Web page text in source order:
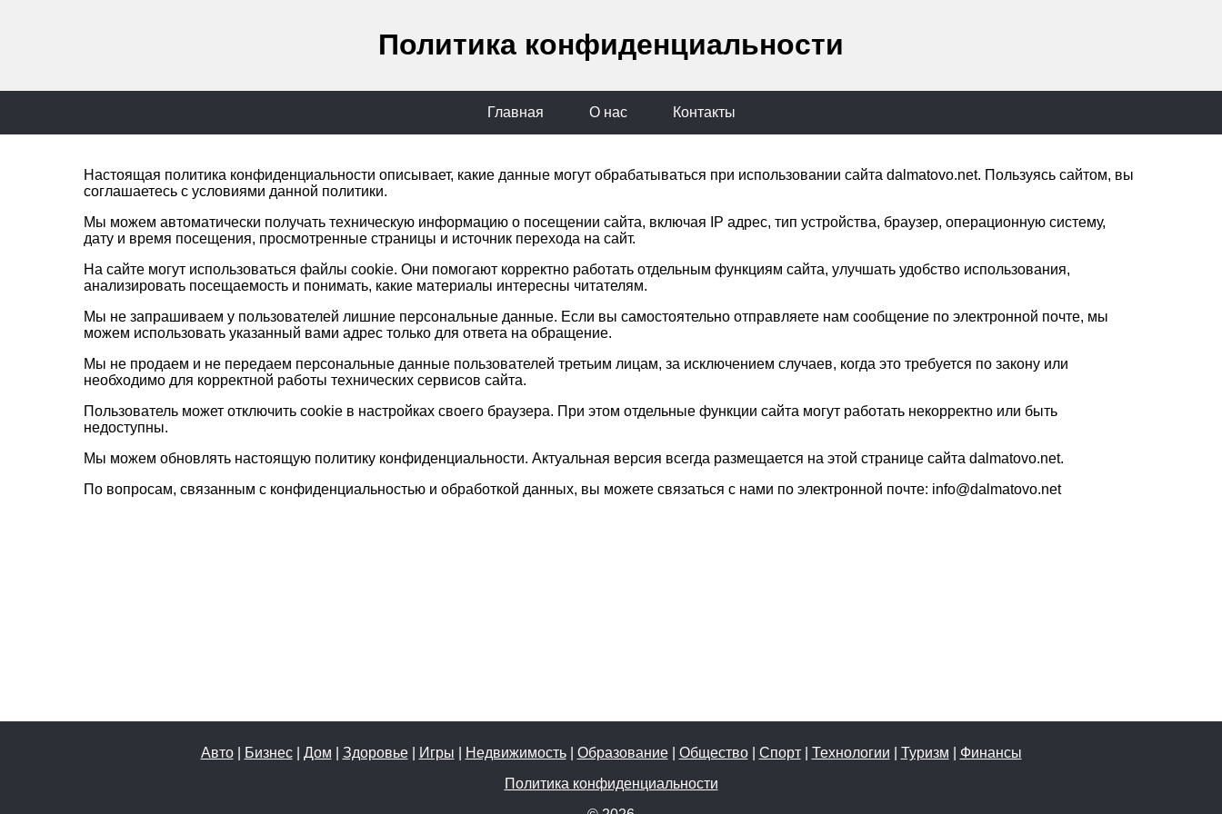
Политика конфиденциальности
Главная О нас Контакты
Настоящая политика конфиденциальности описывает, какие данные могут обрабатываться при использовании сайта dalmatovo.net. Пользуясь сайтом, вы
соглашаетесь с условиями данной политики.
Мы можем автоматически получать техническую информацию о посещении сайта, включая IP адрес, тип устройства, браузер, операционную систему,
дату и время посещения, просмотренные страницы и источник перехода на сайт.
На сайте могут использоваться файлы cookie. Они помогают корректно работать отдельным функциям сайта, улучшать удобство использования,
анализировать посещаемость и понимать, какие материалы интересны читателям.
Мы не запрашиваем у пользователей лишние персональные данные. Если вы самостоятельно отправляете нам сообщение по электронной почте, мы
можем использовать указанный вами адрес только для ответа на обращение.
Мы не продаем и не передаем персональные данные пользователей третьим лицам, за исключением случаев, когда это требуется по закону или
необходимо для корректной работы технических сервисов сайта.
Пользователь может отключить cookie в настройках своего браузера. При этом отдельные функции сайта могут работать некорректно или быть
недоступны.
Мы можем обновлять настоящую политику конфиденциальности. Актуальная версия всегда размещается на этой странице сайта dalmatovo.net.
По вопросам, связанным с конфиденциальностью и обработкой данных, вы можете связаться с нами по электронной почте: info@dalmatovo.net
Авто| Бизнес| Дом Здоровье| Игры Недвижимость| Образование| Общество| Спорт| Технологии Туризм
Финансы
Политика конфиденциальности